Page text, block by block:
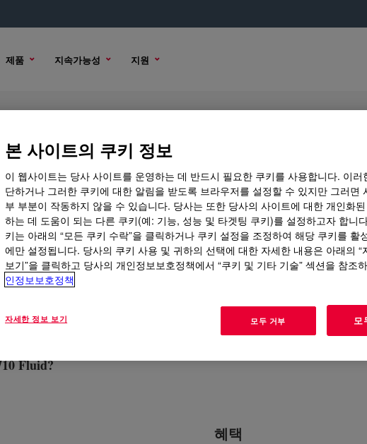
제품 지속가능성 지원
Fluid
션 구매 옵션
Fluid?
혜택
본 사이트의 쿠키 정보
이 웹사이트는 당사 사이트를 운영하는 데 반드시 필요한 쿠키를 사용합니다. 이러
단하거나 그러한 쿠키에 대한 알림을 받도록 브라우저를 설정할 수 있지만 그러면
부 부분이 작동하지 않을 수 있습니다. 당사는 또한 당사의 사이트에 대한 개인화
하는 데 도움이 되는 다른 쿠키(예: 기능, 성능 및 타겟팅 쿠키)를 설정하고자 합니
키는 아래의 “모든 쿠키 수락”을 클릭하거나 쿠키 설정을 조정하여 해당 쿠키를 활
에만 설정됩니다. 당사의 쿠키 사용 및 귀하의 선택에 대한 자세한 내용은 아래의 “
보기”을 클릭하고 당사의 개인정보보호정책에서 “쿠키 및 기타 기술” 섹션을 참조
인정보보호정책
자세한 정보 보기 모두 거부 모